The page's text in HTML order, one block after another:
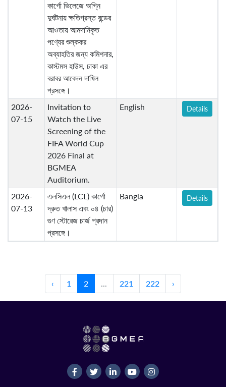
কার্গো ভিলেজে অগ্নি
দুর্ঘটনায় ক্ষতিগ্রস্ত বন্ডের
আওতায় আমদানিকৃত
পণ্যের শুল্ককর
অব্যাহতির জন্য কমিশনার,
কাস্টমস হাউস, ঢাকা এর
বরাবর আবেদন দাখিল
প্রসঙ্গে।
2026-
07-15
Invitation to
Watch the Live
Screening of the
FIFA World Cup
2026 Final at
BGMEA
Auditorium.
English Details
2026-
07-13
এলসিএল (LCL) কার্গো
দ্রুত খালাস এবং ০৪ (চার)
গুণ স্টোরেজ চার্জ প্রদান
প্রসঙ্গে।
Bangla Details
‹ 1 2 ... 221 222 ›